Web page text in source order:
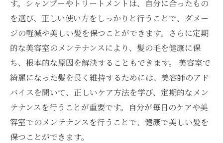
す。シャンプーやトリートメントは、自分に合ったもの
を選び、正しい使い方をしっかりと行うことで、ダメー
ジの軽減や美しい髪を保つことができます。さらに定期
的な美容室のメンテナンスにより、髪の毛を健康に保
ち、根本的な原因を解決することもできます。 美容室で
綺麗になった髪を長く維持するためには、美容師のアド
バイスを聞いて、正しいケア方法を学び、定期的なメン
テナンスを行うことが重要です。自分が毎日のケアや美
容室でのメンテナンスを行うことで、健康で美しい髪を
保つことができます。